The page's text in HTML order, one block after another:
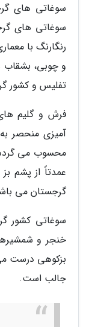
سوغاتی های
سوغاتی های
رنگارنگ با
و چوبی، بشقاب
تفلیس و کشور
فرش و گلیم
آمیزی منحصر
محسوب می
عمدتاً از پشم
گرجستان می
سوغاتی کشور
خنجر و
بزکوهی درست
جالب است.